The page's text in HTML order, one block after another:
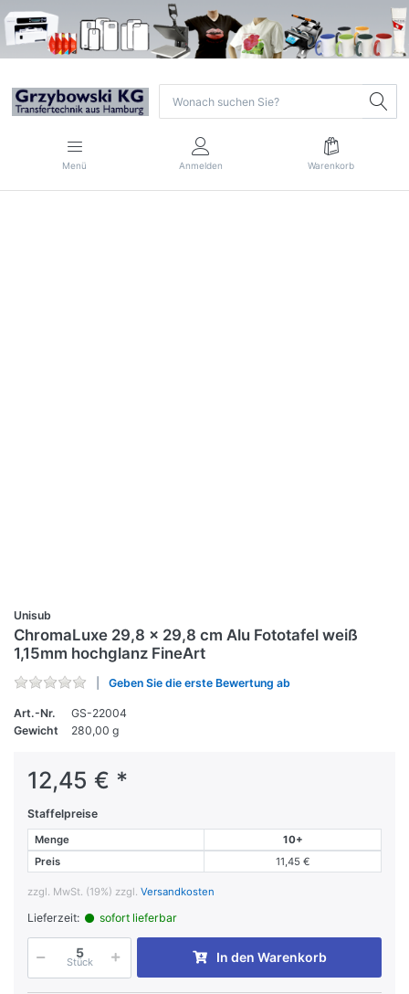
Menü Anmelden Warenkorb
Unisub
ChromaLuxe 29,8 x 29,8 cm Alu Fototafel weiß
1,15mm hochglanz FineArt
Geben Sie die erste Bewertung ab
Art.-Nr.
GS-22004
Gewicht
280,00 g
12,45 € *
Staffelpreise
Menge
10+
Preis
11,45 €
zzgl. MwSt. (19%) zzgl. Versandkosten
Lieferzeit: sofort lieferbar
Stück In den Warenkorb